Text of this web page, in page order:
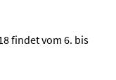
findet vom 6. bis